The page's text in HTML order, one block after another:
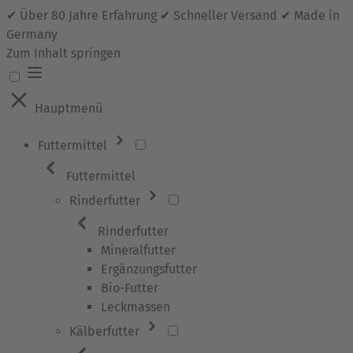
✔ Über 80 Jahre Erfahrung ✔ Schneller Versand ✔ Made in
Germany
Zum Inhalt springen
Hauptmenü
Futtermittel
Futtermittel
Rinderfutter
Rinderfutter
Mineralfutter
Ergänzungsfutter
Bio-Futter
Leckmassen
Kälberfutter